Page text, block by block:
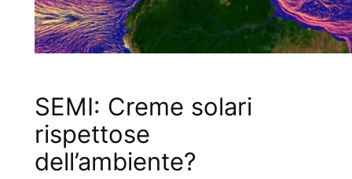
SEMI: Creme solari
rispettose
dell’ambiente?